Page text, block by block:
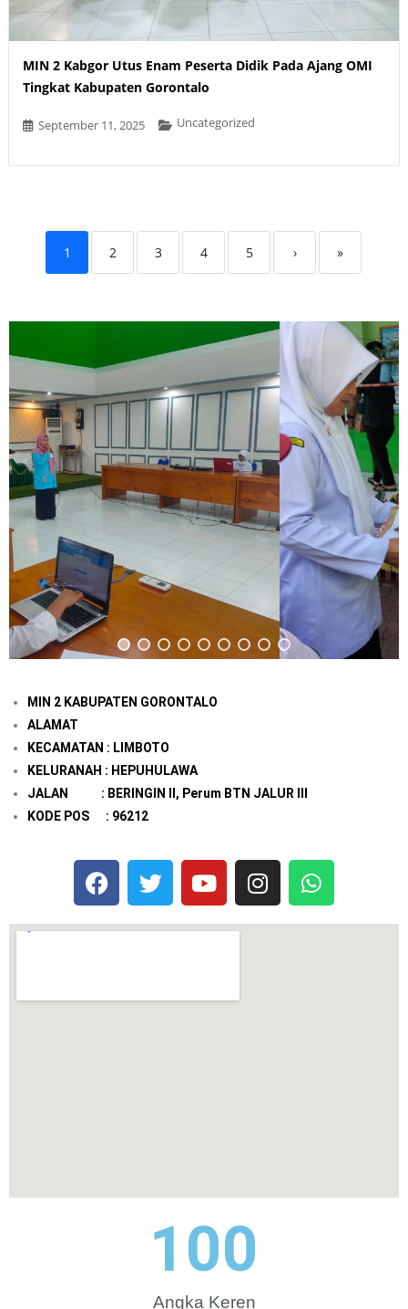
MIN 2 Kabgor Utus Enam Peserta Didik Pada Ajang OMI
Tingkat Kabupaten Gorontalo
September 11, 2025 Uncategorized
1 2 3 4 5 › »
MIN 2 KABUPATEN GORONTALO
ALAMAT
KECAMATAN : LIMBOTO
KELURANAH : HEPUHULAWA
JALAN : BERINGIN II, Perum BTN JALUR III
KODE POS : 96212
Angka Keren
100